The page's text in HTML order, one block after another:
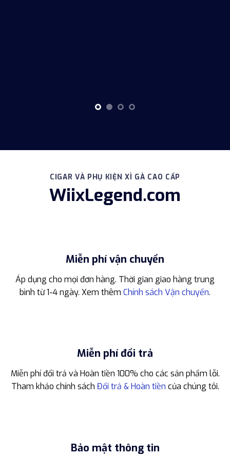
CIGAR VÀ PHỤ KIỆN XÌ GÀ CAO CẤP
WiixLegend.com
Miễn phí vận chuyển
Áp dụng cho mọi đơn hàng. Thời gian giao hàng trung
bình từ 1-4 ngày. Xem thêm Chính sách Vận chuyển.
Miễn phí đổi trả
Miễn phí đổi trả và Hoàn tiền 100% cho các sản phẩm lỗi.
Tham khảo chính sách Đổi trả & Hoàn tiền của chúng tôi.
Bảo mật thông tin